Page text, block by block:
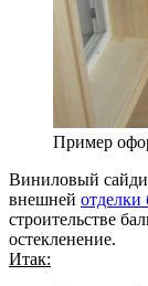
Пример
Виниловый
внешней отделки
строительстве
остекленение.
Итак: